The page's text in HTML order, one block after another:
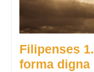
Filipenses
forma digna